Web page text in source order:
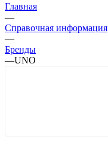
Главная
—
Справочная информация
—
Бренды
—UNO